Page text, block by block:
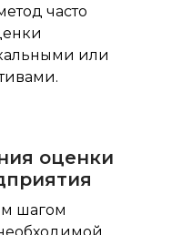
часто
или
шагом
оценки